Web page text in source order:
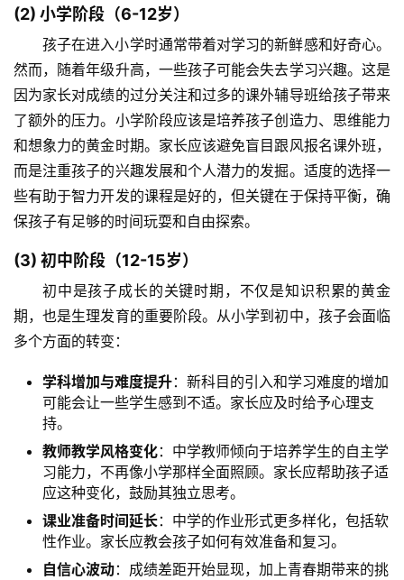
于
力
(2) 小学阶段（6-12岁）
孩子在进入小学时通常带着对学习的新鲜感和好奇心。
然而，随着年级升高，一些孩子可能会失去学习兴趣。这是
因为家长对成绩的过分关注和过多的课外辅导班给孩子带来
了额外的压力。小学阶段应该是培养孩子创造力、思维能力
和想象力的黄金时期。家长应该避免盲目跟风报名课外班，
而是注重孩子的兴趣发展和个人潜力的发掘。适度的选择一
些有助于智力开发的课程是好的，但关键在于保持平衡，确
保孩子有足够的时间玩耍和自由探索。
(3) 初中阶段（12-15岁）
初中是孩子成长的关键时期，不仅是知识积累的黄金
期，也是生理发育的重要阶段。从小学到初中，孩子会面临
多个方面的转变：
学科增加与难度提升：新科目的引入和学习难度的增加
可能会让一些学生感到不适。家长应及时给予心理支
持。
教师教学风格变化：中学教师倾向于培养学生的自主学
习能力，不再像小学那样全面照顾。家长应帮助孩子适
应这种变化，鼓励其独立思考。
课业准备时间延长：中学的作业形式更多样化，包括软
性作业。家长应教会孩子如何有效准备和复习。
自信心波动：成绩差距开始显现，加上青春期带来的挑